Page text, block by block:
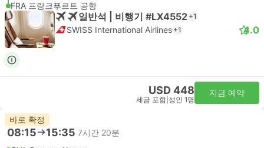
FRA 프랑크푸르트 공항
일반석 | 비행기 #LX4552 +1
SWISS International Airlines +1 4.0
USD 448
세금 포함 성인 1명
지금 예약
바로 확정
08:15 15:35 7시간 20분